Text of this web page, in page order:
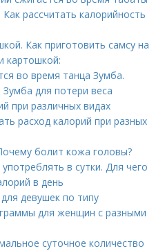
рассчитать калорийность
Как приготовить самсу на
картошкой:
во время танца Зумба.
для потери веса
при различных видах
расход калорий при разных
болит кожа головы?
в сутки. Для чего
в день
девушек по типу
для женщин с разными
суточное количество